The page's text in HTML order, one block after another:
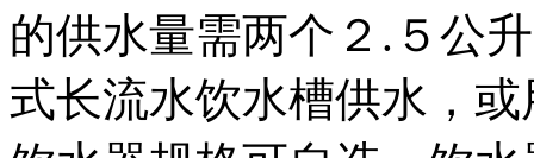
的供水量需两个２.５公
式长流水饮水槽供水，